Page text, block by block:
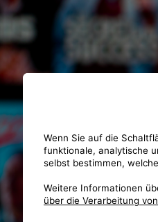
Wenn Sie auf die
funktionale, analytische
selbst bestimmen,
Weitere Informationen
über die Verarbeitung